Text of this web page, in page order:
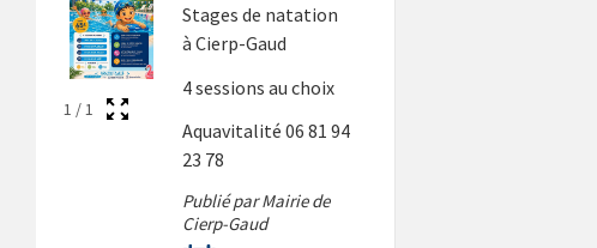
1 /1
Stages de natation
à Cierp-Gaud
4 sessions au choix
Aquavitalité 06 81 94
23 78
Publié par Mairie de
Cierp-Gaud